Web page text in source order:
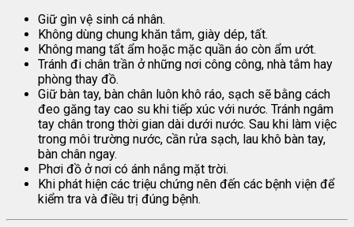
Giữ gìn vệ sinh cá nhân.
Không dùng chung khăn tắm, giày dép, tất.
Không mang tất ẩm hoặc mặc quần áo còn ẩm ướt.
Tránh đi chân trần ở những nơi công công, nhà tắm hay
phòng thay đồ.
Giữ bàn tay, bàn chân luôn khô ráo, sạch sẽ bằng cách
đeo găng tay cao su khi tiếp xúc với nước. Tránh ngâm
tay chân trong thời gian dài dưới nước. Sau khi làm việc
trong môi trường nước, cần rửa sạch, lau khô bàn tay,
bàn chân ngay.
Phơi đồ ở nơi có ánh nắng mặt trời.
Khi phát hiện các triệu chứng nên đến các bệnh viện để
kiểm tra và điều trị đúng bệnh.